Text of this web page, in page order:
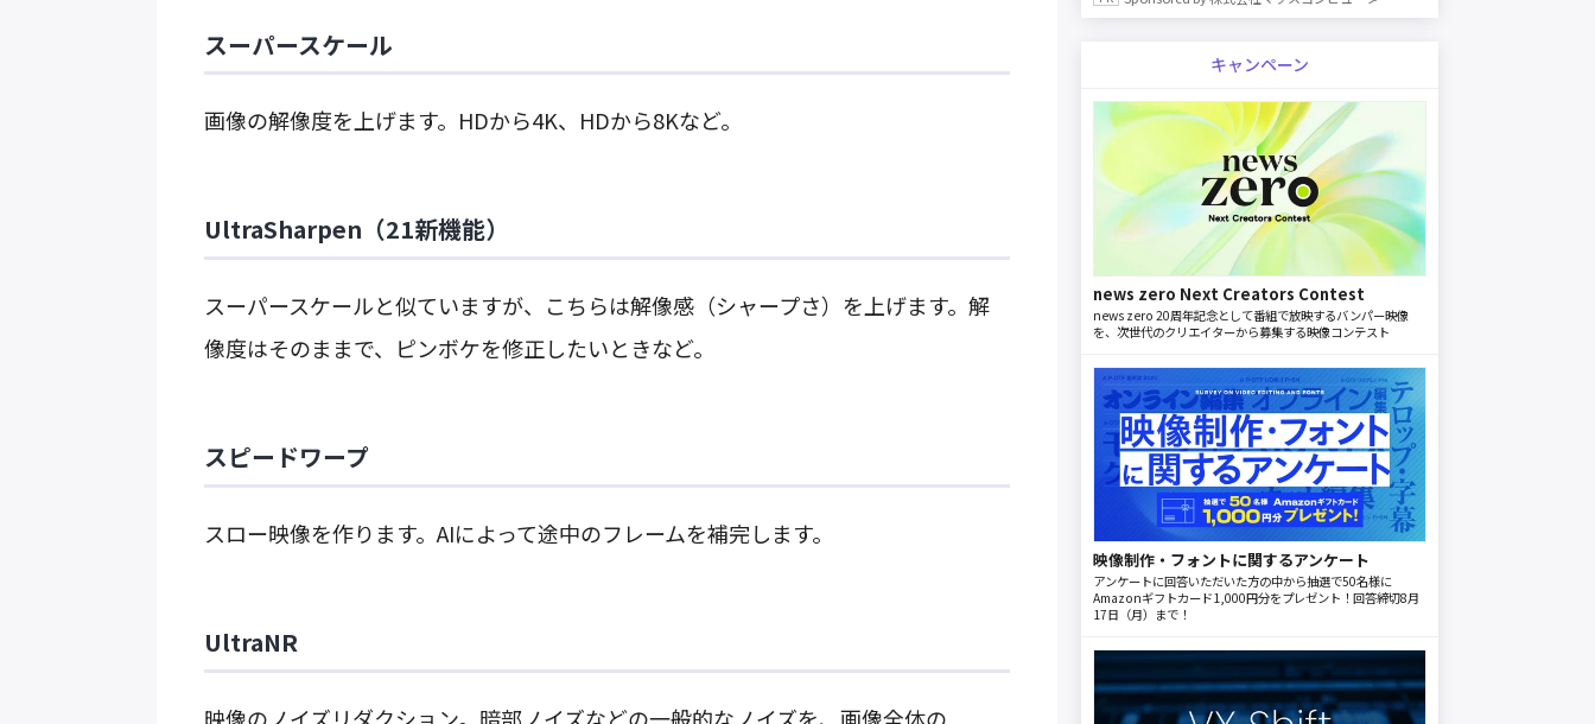
スーパースケール
画像の解像度を上げます。HDから4K、HDから8Kなど。
UltraSharpen（21新機能）
スーパースケールと似ていますが、こちらは解像感（シャープさ）を上げます。解
像度はそのままで、ピンボケを修正したいときなど。
スピードワープ
スロー映像を作ります。AIによって途中のフレームを補完します。
UltraNR
キャンペーン
news zero Next Creators Contest
news zero 20周年記念として番組で放映するバンパー映像
を、次世代のクリエイターから募集する映像コンテスト
映像制作・フォントに関するアンケート
アンケートに回答いただいた方の中から抽選で50名様に
Amazonギフトカード1,000円分をプレゼント！回答締切8月
17日（月）まで！